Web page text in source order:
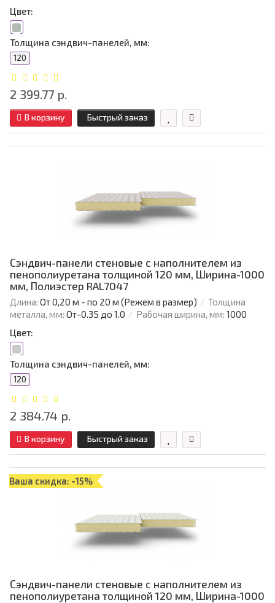
Цвет:
Толщина сэндвич-панелей, мм:
120
2 399.77 р.
В корзину Быстрый заказ
Сэндвич-панели стеновые с наполнителем из
пенополиуретана толщиной 120 мм, Ширина-1000
мм, Полиэстер RAL7047
Длина: От 0,20 м - по 20 м (Режем в размер)
Толщина
металла, мм: От-0.35 до 1.0 Рабочая ширина, мм: 1000
Цвет:
Толщина сэндвич-панелей, мм:
120
2 384.74 р.
В корзину Быстрый заказ
Ваша скидка: -15%
Сэндвич-панели стеновые с наполнителем из
пенополиуретана толщиной 120 мм, Ширина-1000